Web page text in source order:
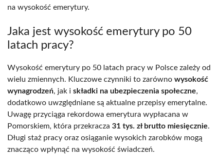
na wysokość emerytury.
Jaka jest wysokość emerytury po 50
latach pracy?
Wysokość emerytury po 50 latach pracy w Polsce zależy od
wielu zmiennych. Kluczowe czynniki to zarówno wysokość
wynagrodzeń, jak i składki na ubezpieczenia społeczne,
dodatkowo uwzględniane są aktualne przepisy emerytalne.
Uwagę przyciąga rekordowa emerytura wypłacana w
Pomorskiem, która przekracza 31 tys. zł brutto miesięcznie.
Długi staż pracy oraz osiąganie wysokich zarobków mogą
znacząco wpłynąć na wysokość świadczeń.